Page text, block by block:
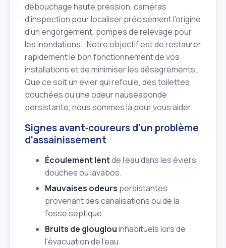
débouchage haute pression, caméras
d'inspection pour localiser précisément l'origine
d'un engorgement, pompes de relevage pour
les inondations… Notre objectif est de restaurer
rapidement le bon fonctionnement de vos
installations et de minimiser les désagréments.
Que ce soit un évier qui refoule, des toilettes
bouchées ou une odeur nauséabonde
persistante, nous sommes là pour vous aider.
Signes avant‑coureurs d'un problème
d'assainissement
Écoulement lentde l'eau dans les éviers,
douches ou lavabos.
Mauvaises odeurs persistantes
provenant des canalisations ou de la
fosse septique.
Bruits de glouglouinhabituels lors de
l'évacuation de l'eau.